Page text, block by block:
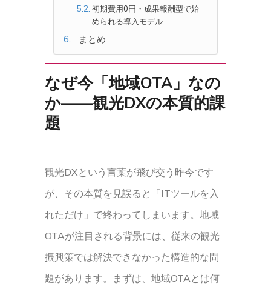
初期費用0円・成果報酬型で始
められる導入モデル
まとめ
なぜ今「地域OTA」なの
か——観光DXの本質的課
題
観光DXという言葉が飛び交う昨今です
が、その本質を見誤ると「ITツールを入
れただけ」で終わってしまいます。地域
OTAが注目される背景には、従来の観光
振興策では解決できなかった構造的な問
題があります。まずは、地域OTAとは何